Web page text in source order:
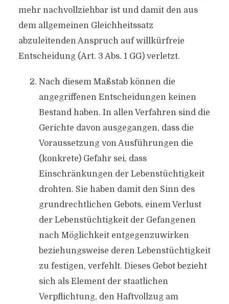
mehr nachvollziehbar ist und damit den aus
dem allgemeinen Gleichheitssatz
abzuleitenden Anspruch auf willkürfreie
Entscheidung (Art. 3 Abs. 1 GG) verletzt.
Nach diesem Maßstab können die
angegriffenen Entscheidungen keinen
Bestand haben. In allen Verfahren sind die
Gerichte davon ausgegangen, dass die
Voraussetzung von Ausführungen die
(konkrete) Gefahr sei, dass
Einschränkungen der Lebenstüchtigkeit
drohten. Sie haben damit den Sinn des
grundrechtlichen Gebots, einem Verlust
der Lebenstüchtigkeit der Gefangenen
nach Möglichkeit entgegenzuwirken
beziehungsweise deren Lebenstüchtigkeit
zu festigen, verfehlt. Dieses Gebot bezieht
sich als Element der staatlichen
Verpflichtung, den Haftvollzug am